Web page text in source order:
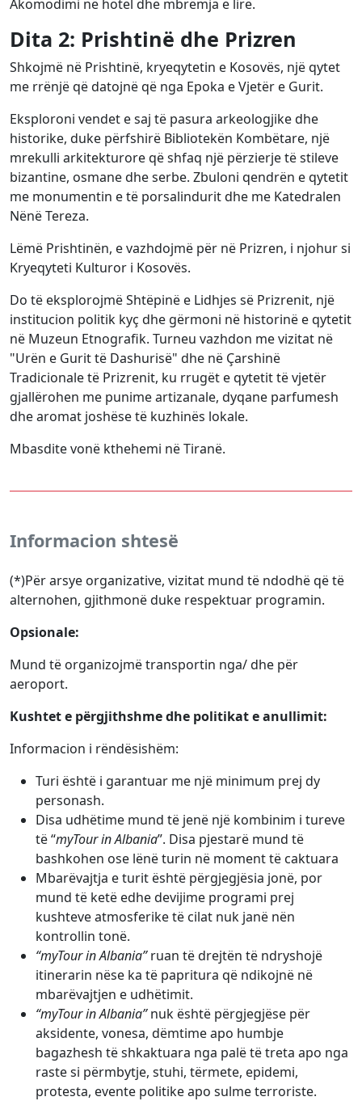
Akomodimi në hotel dhe mbrëmja e lirë.
Dita 2: Prishtinë dhe Prizren
Shkojmë në Prishtinë, kryeqytetin e Kosovës, një qytet
me rrënjë që datojnë që nga Epoka e Vjetër e Gurit.
Eksploroni vendet e saj të pasura arkeologjike dhe
historike, duke përfshirë Bibliotekën Kombëtare, një
mrekulli arkitekturore që shfaq një përzierje të stileve
bizantine, osmane dhe serbe. Zbuloni qendrën e qytetit
me monumentin e të porsalindurit dhe me Katedralen
Nënë Tereza.
Lëmë Prishtinën, e vazhdojmë për në Prizren, i njohur si
Kryeqyteti Kulturor i Kosovës.
Do të eksplorojmë Shtëpinë e Lidhjes së Prizrenit, një
institucion politik kyç dhe gërmoni në historinë e qytetit
në Muzeun Etnografik. Turneu vazhdon me vizitat në
"Urën e Gurit të Dashurisë" dhe në Çarshinë
Tradicionale të Prizrenit, ku rrugët e qytetit të vjetër
gjallërohen me punime artizanale, dyqane parfumesh
dhe aromat joshëse të kuzhinës lokale.
Mbasdite vonë kthehemi në Tiranë.
Informacion shtesë
(*)Për arsye organizative, vizitat mund të ndodhë që të
alternohen, gjithmonë duke respektuar programin.
Opsionale:
Mund të organizojmë transportin nga/ dhe për
aeroport.
Kushtet e përgjithshme dhe politikat e anullimit:
Informacion i rëndësishëm:
Turi është i garantuar me një minimum prej dy
personash.
Disa udhëtime mund të jenë një kombinim i tureve
të “myTour in Albania”. Disa pjestarë mund të
bashkohen ose lënë turin në moment të caktuara
Mbarëvajtja e turit është përgjegjësia jonë, por
mund të ketë edhe devijime programi prej
kushteve atmosferike të cilat nuk janë nën
kontrollin tonë.
“myTour in Albania”ruan të drejtën të ndryshojë
itinerarin nëse ka të papritura që ndikojnë në
mbarëvajtjen e udhëtimit.
“myTour in Albania”nuk është përgjegjëse për
aksidente, vonesa, dëmtime apo humbje
bagazhesh të shkaktuara nga palë të treta apo nga
raste si përmbytje, stuhi, tërmete, epidemi,
protesta, evente politike apo sulme terroriste.